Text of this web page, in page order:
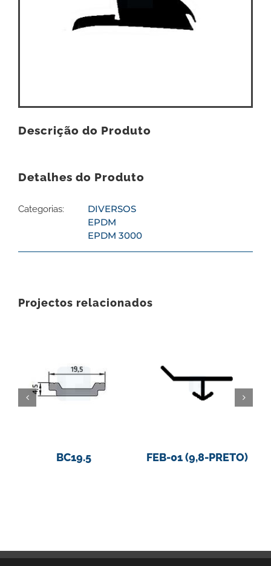
Descrição do Produto
Detalhes do Produto
Categorias:
DIVERSOS
EPDM
EPDM 3000
Projectos relacionados
BC19.5 FEB-01 (9,8-PRETO)